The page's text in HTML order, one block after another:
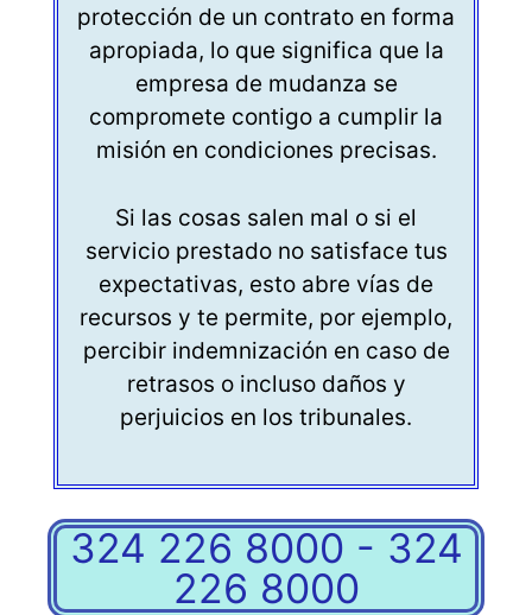
protección de un contrato en forma
apropiada, lo que significa que la
empresa de mudanza se
compromete contigo a cumplir la
misión en condiciones precisas.
Si las cosas salen mal o si el
servicio prestado no satisface tus
expectativas, esto abre vías de
recursos y te permite, por ejemplo,
percibir indemnización en caso de
retrasos o incluso daños y
perjuicios en los tribunales.
324 226 8000 - 324
226 8000